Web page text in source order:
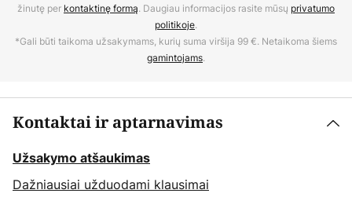
žinutę per kontaktinę formą. Daugiau informacijos rasite mūsų privatumo
politikoje.
*Gali būti taikoma užsakymams, kurių suma viršija 99 €. Netaikoma šiems
gamintojams.
Kontaktai ir aptarnavimas
Užsakymo atšaukimas
Dažniausiai užduodami klausimai